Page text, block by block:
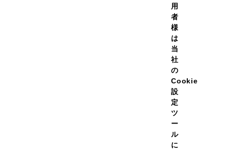
いろんな味の
こだわってきましたが、それには理由があります。理想の身体を目
がでるものではありません。ゆえに「継続する」ことがカギとなります
用
者
様
は
当
社
の
Cookie
設
定
ツ
ー
ル
に